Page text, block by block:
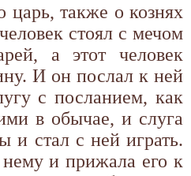
также о кознях
стоял с мечом
а этот человек
И он послал к ней
с посланием, как
в обычае, и слуга
и стал с ней играть.
и прижала его к